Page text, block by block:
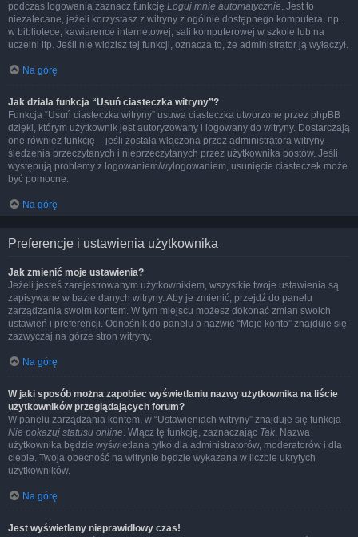
podczas logowania zaznacz funkcję Loguj mnie automatycznie. Jest to
niezalecane, jeżeli korzystasz z witryny z ogólnie dostępnego komputera, np.
w bibliotece, kawiarence internetowej, sali komputerowej w szkole lub na
uczelni itp. Jeśli nie widzisz tej funkcji, oznacza to, że administrator ją wyłączył.
Na górę
Jak działa funkcja “Usuń ciasteczka witryny”?
Funkcja “Usuń ciasteczka witryny” usuwa ciasteczka utworzone przez phpBB
dzięki, którym użytkownik jest autoryzowany i logowany do witryny. Dostarczają
one również funkcję – jeśli została włączona przez administratora witryny –
śledzenia przeczytanych i nieprzeczytanych przez użytkownika postów. Jeśli
występują problemy z logowaniem/wylogowaniem, usunięcie ciasteczek może
być pomocne.
Na górę
Preferencje i ustawienia użytkownika
Jak zmienić moje ustawienia?
Jeżeli jesteś zarejestrowanym użytkownikiem, wszystkie twoje ustawienia są
zapisywane w bazie danych witryny. Aby je zmienić, przejdź do panelu
zarządzania swoim kontem. W tym miejscu możesz dokonać zmian swoich
ustawień i preferencji. Odnośnik do panelu o nazwie “Moje konto” znajduje się
zazwyczaj na górze stron witryny.
Na górę
W jaki sposób można zapobiec wyświetlaniu nazwy użytkownika na liście
użytkowników przeglądających forum?
W panelu zarządzania kontem, w “Ustawieniach witryny” znajduje się funkcja
Nie pokazuj statusu online. Włącz tę funkcję, zaznaczając Tak. Nazwa
użytkownika będzie wyświetlana tylko dla administratorów, moderatorów i dla
ciebie. Twoja obecność na witrynie będzie wykazana w liczbie ukrytych
użytkowników.
Na górę
Jest wyświetlany nieprawidłowy czas!